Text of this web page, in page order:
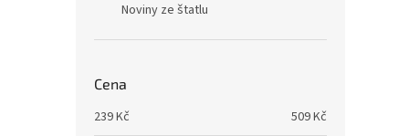
Noviny ze štatlu
Cena
239Kč 509Kč